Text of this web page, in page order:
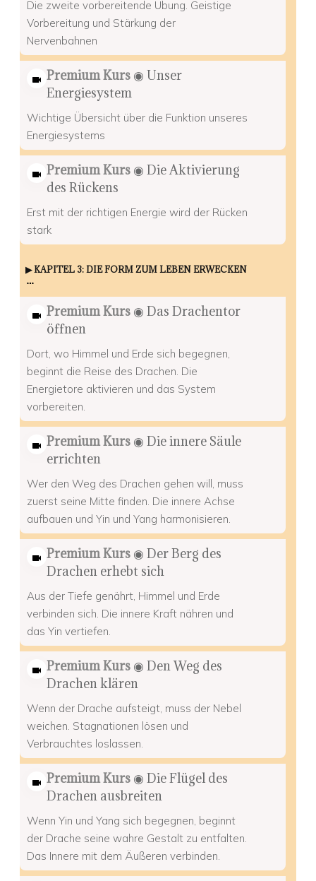
Die zweite vorbereitende Übung. Geistige
Vorbereitung und Stärkung der
Nervenbahnen
Premium Kurs ◉ Unser
Energiesystem
Wichtige Übersicht über die Funktion unseres
Energiesystems
Premium Kurs ◉ Die Aktivierung
des Rückens
Erst mit der richtigen Energie wird der Rücken
stark
▶︎ KAPITEL 3: DIE FORM ZUM LEBEN ERWECKEN
Premium Kurs ◉ Das Drachentor
öffnen
Dort, wo Himmel und Erde sich begegnen,
beginnt die Reise des Drachen. Die
Energietore aktivieren und das System
vorbereiten.
Premium Kurs ◉ Die innere Säule
errichten
Wer den Weg des Drachen gehen will, muss
zuerst seine Mitte finden. Die innere Achse
aufbauen und Yin und Yang harmonisieren.
Premium Kurs ◉ Der Berg des
Drachen erhebt sich
Aus der Tiefe genährt, Himmel und Erde
verbinden sich. Die innere Kraft nähren und
das Yin vertiefen.
Premium Kurs ◉ Den Weg des
Drachen klären
Wenn der Drache aufsteigt, muss der Nebel
weichen. Stagnationen lösen und
Verbrauchtes loslassen.
Premium Kurs ◉ Die Flügel des
Drachen ausbreiten
Wenn Yin und Yang sich begegnen, beginnt
der Drache seine wahre Gestalt zu entfalten.
Das Innere mit dem Äußeren verbinden.